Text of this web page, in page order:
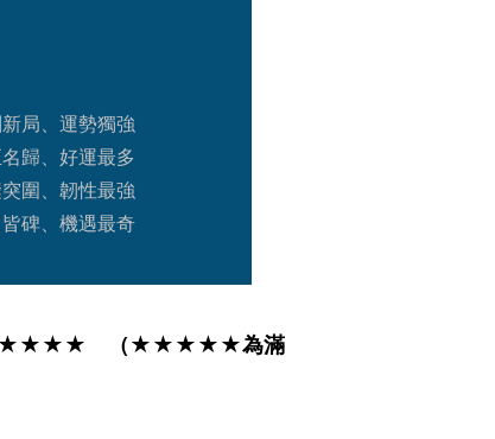
局、運勢獨強
歸、好運最多
圍、韌性最強
碑、機遇最奇
★★★★　（★★★★★為滿